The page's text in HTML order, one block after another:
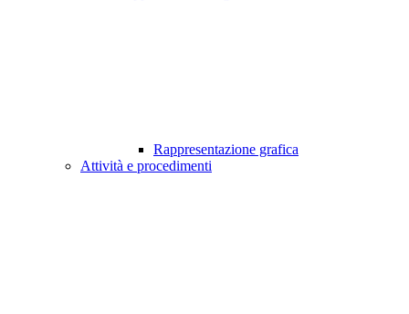
Rappresentazione grafica
Attività e procedimenti